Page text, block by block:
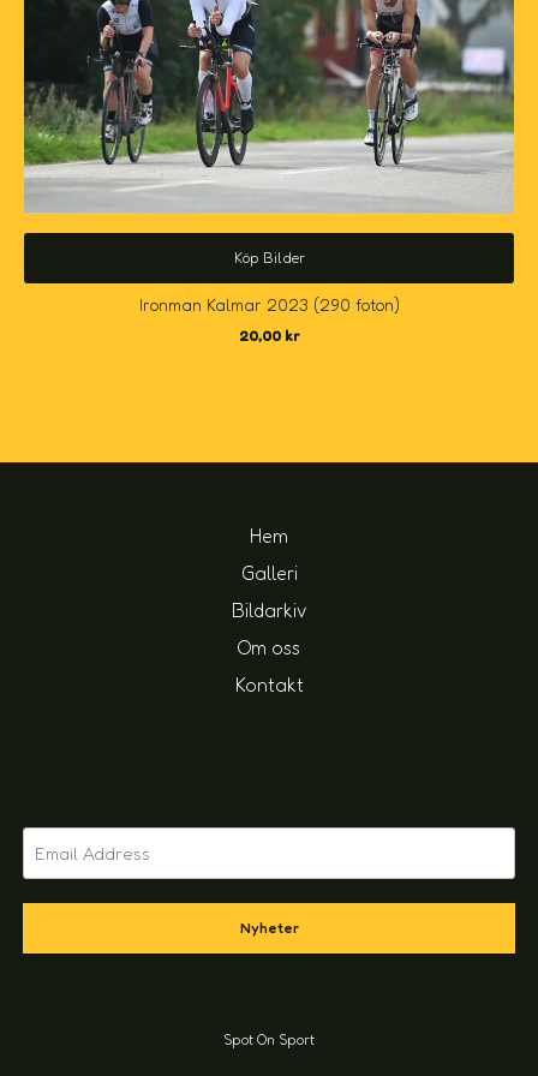
Köp Bilder
Ironman Kalmar 2023 (290 foton)
20,00 kr
Hem
Galleri
Bildarkiv
Om oss
Kontakt
Nyheter
Spot On Sport